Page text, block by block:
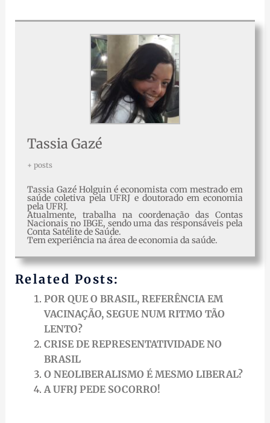
Tassia Gazé
+ posts
Tassia Gazé Holguin é economista com mestrado em
saúde coletiva pela UFRJ e doutorado em economia
pela UFRJ.
Atualmente, trabalha na coordenação das Contas
Nacionais no IBGE, sendo uma das responsáveis pela
Conta Satélite de Saúde.
Tem experiência na área de economia da saúde.
Related Posts:
POR QUE O BRASIL, REFERÊNCIA EM
VACINAÇÃO, SEGUE NUM RITMO TÃO
LENTO?
CRISE DE REPRESENTATIVIDADE NO
BRASIL
O NEOLIBERALISMO É MESMO LIBERAL?
A UFRJ PEDE SOCORRO!